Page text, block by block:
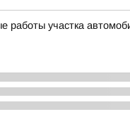
работы участка